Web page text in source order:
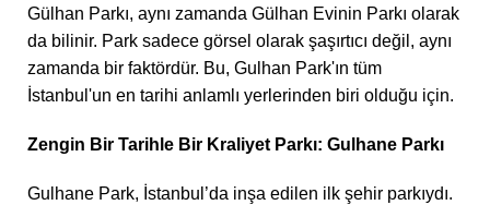
Gülhan Parkı, aynı zamanda Gülhan Evinin Parkı olarak
da bilinir. Park sadece görsel olarak şaşırtıcı değil, aynı
zamanda bir faktördür. Bu, Gulhan Park'ın tüm
İstanbul'un en tarihi anlamlı yerlerinden biri olduğu için.
Zengin Bir Tarihle Bir Kraliyet Parkı: Gulhane Parkı
Gulhane Park, İstanbul’da inşa edilen ilk şehir parkıydı.